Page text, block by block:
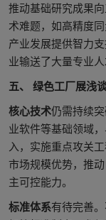
推动基础研究成果
术难题，如高精度
产业发展提供智力
业输送了大量专业人
五、 绿色工厂展浅
核心技术仍需持续
业软件等基础领域
入，实施重点攻关
市场规模优势，推
主可控能力。
标准体系有待完善